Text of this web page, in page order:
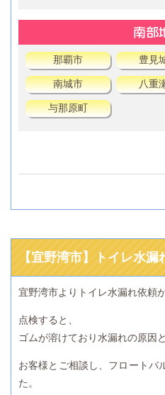
南部
那覇市 豊見
南城市 八重
与那原町
【宜野湾市】トイレ水漏
宜野湾市よりトイレ水漏れ依頼
点検すると、
ゴムが溶けており水漏れの原因
お客様とご相談し、フロートバ
た。